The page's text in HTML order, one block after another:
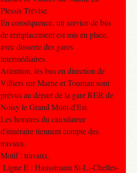
Plessis Trévise.
En conséquence, un service de bus
de remplacement est mis en place,
avec desserte des gares
intermédiaires.
Attention, les bus en direction de
Villiers sur Marne et Tournan sont
prévus au départ de la gare RER de
Noisy le Grand Mont-d'Est.
Les horaires du calculateur
d'itinéraire tiennent compte des
travaux.
Motif : travaux.
Ligne E : Haussmann St-L.-Chelles-